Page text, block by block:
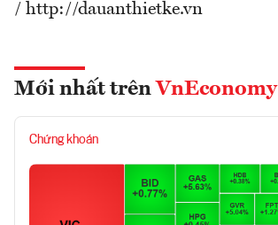
/ http://dauanthietke.vn
Mới nhất trên VnEconomy
Chứng khoán